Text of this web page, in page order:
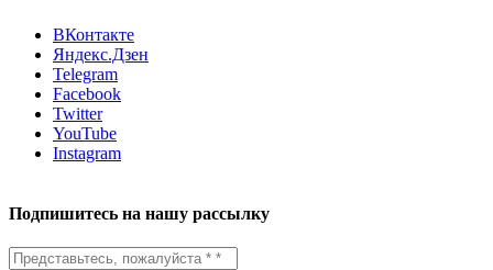
ВКонтакте
Яндекс.Дзен
Telegram
Facebook
Twitter
YouTube
Instagram
Подпишитесь на нашу рассылку